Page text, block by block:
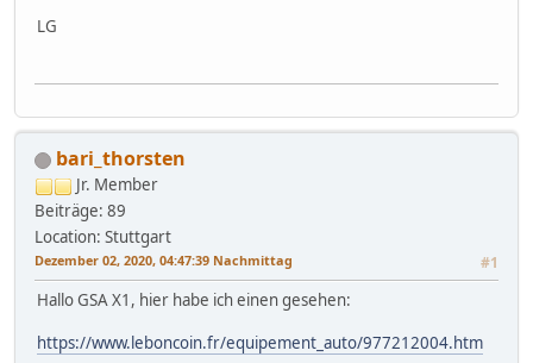
LG
bari_thorsten
Jr. Member
Beiträge: 89
Location: Stuttgart
Dezember 02, 2020, 04:47:39 Nachmittag #1
Hallo GSA X1, hier habe ich einen gesehen:
https://www.leboncoin.fr/equipement_auto/977212004.htm